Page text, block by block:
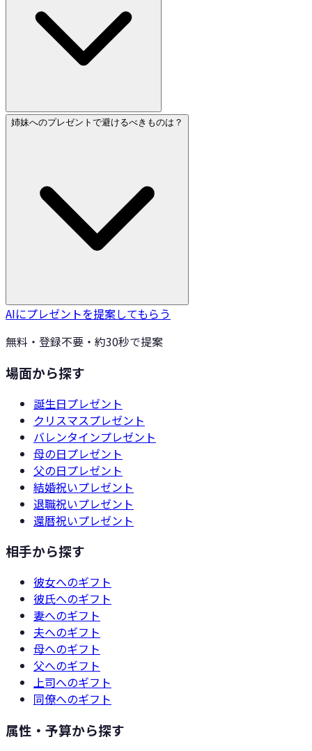
姉妹へのプレゼントで避けるべきものは？
AIにプレゼントを提案してもらう
無料・登録不要・約30秒で提案
場面から探す
誕生日プレゼント
クリスマスプレゼント
バレンタインプレゼント
母の日プレゼント
父の日プレゼント
結婚祝いプレゼント
退職祝いプレゼント
還暦祝いプレゼント
相手から探す
彼女へのギフト
彼氏へのギフト
妻へのギフト
夫へのギフト
母へのギフト
父へのギフト
上司へのギフト
同僚へのギフト
属性・予算から探す